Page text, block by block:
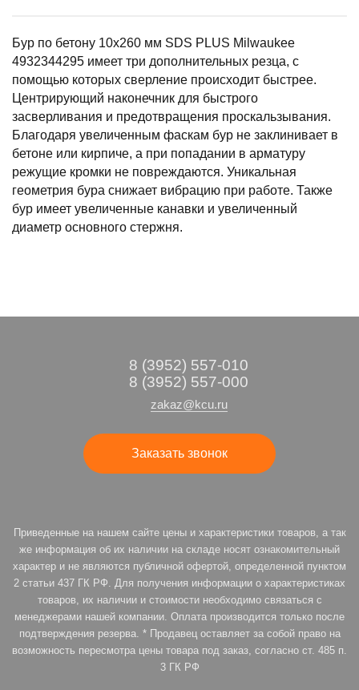
Бур по бетону 10х260 мм SDS PLUS Milwaukee
4932344295 имеет три дополнительных резца, с
помощью которых сверление происходит быстрее.
Центрирующий наконечник для быстрого
засверливания и предотвращения проскальзывания.
Благодаря увеличенным фаскам бур не заклинивает в
бетоне или кирпиче, а при попадании в арматуру
режущие кромки не повреждаются. Уникальная
геометрия бура снижает вибрацию при работе. Также
бур имеет увеличенные канавки и увеличенный
диаметр основного стержня.
8 (3952) 557-010
8 (3952) 557-000
zakaz@kcu.ru
Заказать звонок
Приведенные на нашем сайте цены и характеристики товаров, а так
же информация об их наличии на складе носят ознакомительный
характер и не являются публичной офертой, определенной пунктом
2 статьи 437 ГК РФ. Для получения информации о характеристиках
товаров, их наличии и стоимости необходимо связаться с
менеджерами нашей компании. Оплата производится только после
подтверждения резерва. * Продавец оставляет за собой право на
возможность пересмотра цены товара под заказ, согласно ст. 485 п.
3 ГК РФ